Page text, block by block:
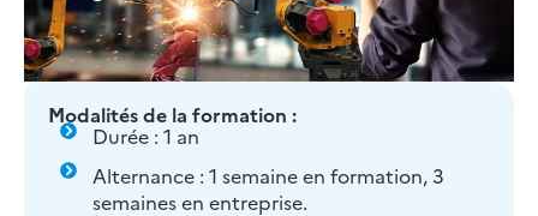
Modalités de la formation :
Durée : 1 an
Alternance : 1 semaine en formation, 3
semaines en entreprise.